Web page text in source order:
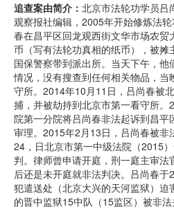
追查案由简介： 北京市法轮功学员吕
观察报社编辑，2005年开始修炼法
春在昌平区回龙观西街文华市场农
币（写有法轮功真相的纸币），被摊
国保警察带到派出所。当天下午，
情况，没有搜查到任何相关物品，
守所。2014年10月11日，吕尚春被
捕，并被劫持到北京市第一看守所
院第一分院将吕尚春非法起诉到昌平
审理。2015年2月13日，吕尚春被非
24，日北京市第一中级法院（2015
判。律师曾申请开庭，刑一庭主审
后还是未开庭就非法判决。吕尚春
犯遣送处（北京大兴的天河监狱）
的晋中监狱15中队（15监区）被非法